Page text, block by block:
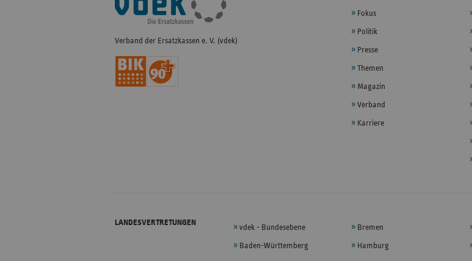
Navigation
Verband der Ersatzkassen e. V. (vdek)
Fokus
Politik
Presse
Themen
Magazin
Verband
Karriere
LANDESVERTRETUNGEN
vdek - Bundesebene
Baden-Württemberg
Bremen
Hamburg